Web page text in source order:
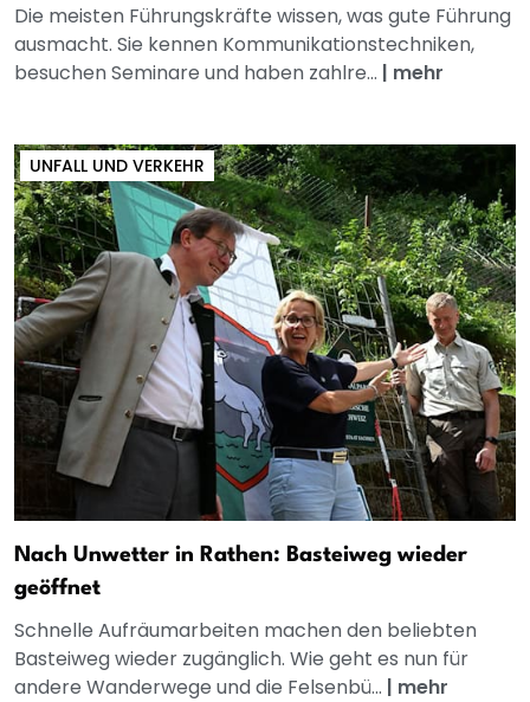
Die meisten Führungskräfte wissen, was gute Führung
ausmacht. Sie kennen Kommunikationstechniken,
besuchen Seminare und haben zahlre... | mehr
UNFALL UND VERKEHR
Nach Unwetter in Rathen: Basteiweg wieder
geöffnet
Schnelle Aufräumarbeiten machen den beliebten
Basteiweg wieder zugänglich. Wie geht es nun für
andere Wanderwege und die Felsenbü... | mehr